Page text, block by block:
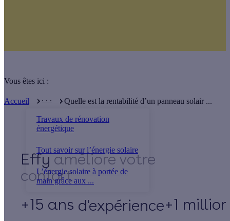
Vous êtes ici :
Accueil . . .
Travaux de rénovation
énergétique
Tout savoir sur l’énergie solaire
L’énergie solaire à portée de
main grâce aux ...
Quelle est la rentabilité d’un panneau solair ...
Effy
+15 ans d'expérience+1